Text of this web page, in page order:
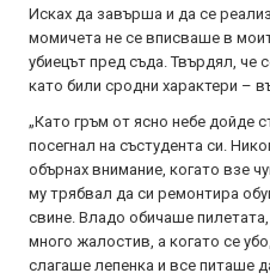
Исках да завърша и да се
момичета не се вписваше в
убиецът пред съда. Твърдял, че
като били сродни характери –
„Като гръм от ясно небе дойде
посегнал на състудента си.
обърнах внимание, когато взе
му трябвал да си ремонтира
свине. Владо обичаше
много жалостив, а когато се
слагаше лепенка и все питаше